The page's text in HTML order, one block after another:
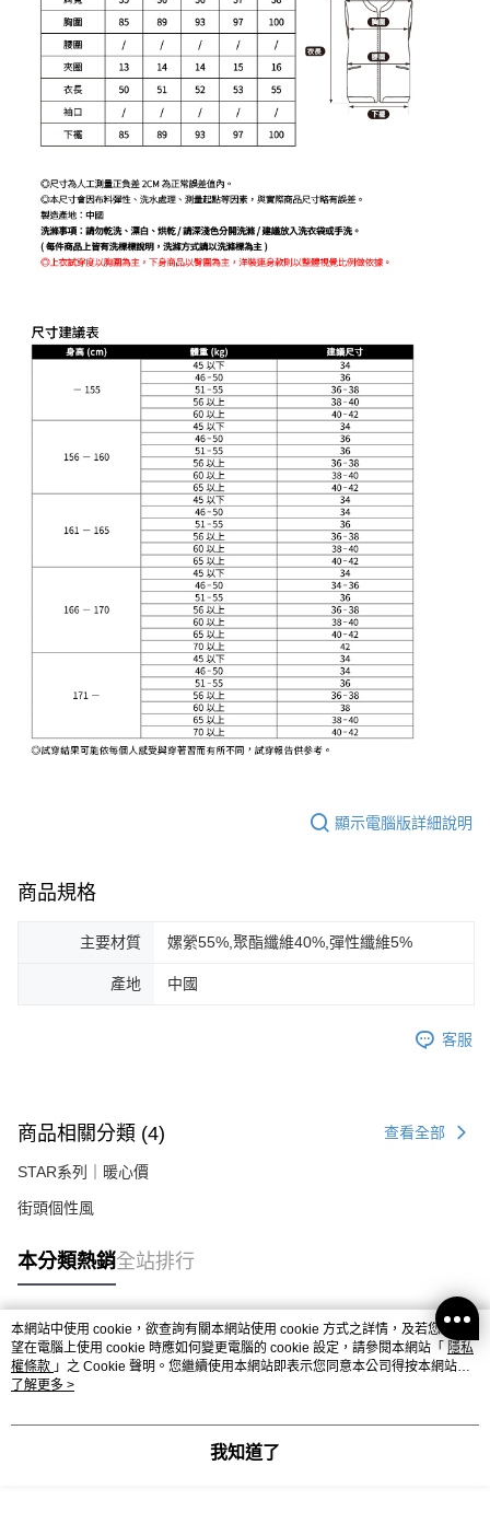
顯示電腦版詳細說明
商品規格
主要材質 嫘縈55%,聚酯纖維40%,彈性纖維5%
產地 中國
客服
商品相關分類 (4) 查看全部
STAR系列｜暖心價
街頭個性風
本分類熱銷全站排行
熱門標籤
本網站中使用 cookie，欲查詢有關本網站使用 cookie 方式之詳情，及若您不希
望在電腦上使用 cookie 時應如何變更電腦的 cookie 設定，請參閱本網站「 隱私
權條款 」之 Cookie 聲明。您繼續使用本網站即表示您同意本公司得按本網站使
用條款之 Cookie 聲明使用 cookie。
了解更多 >
我知道了